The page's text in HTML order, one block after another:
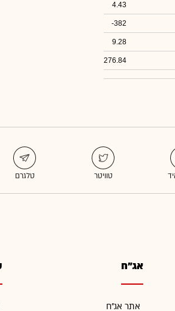
4.43
-382
9.28
276.84
אג"ח
אתר אג"ח